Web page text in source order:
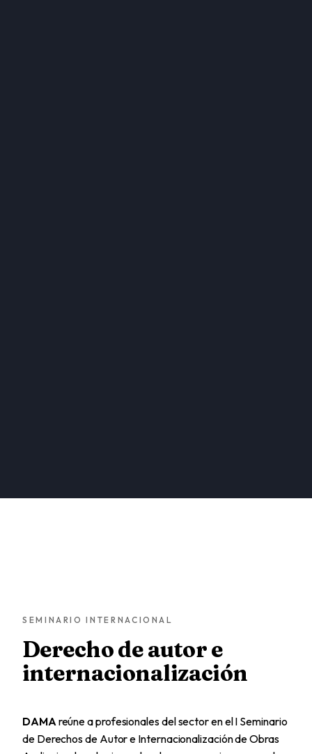
SEMINARIO INTERNACIONAL
Derecho de autor e
internacionalización
DAMA reúne a profesionales del sector en el I Seminario
de Derechos de Autor e Internacionalización de Obras